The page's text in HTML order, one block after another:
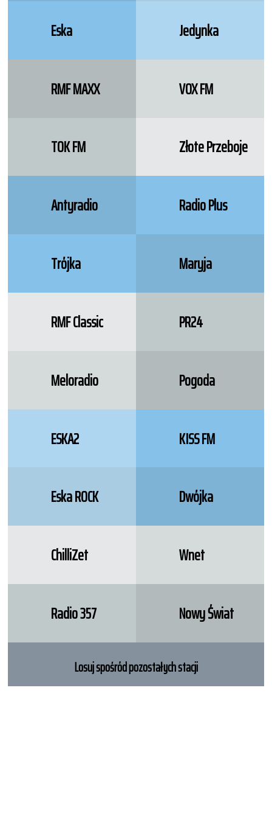
Eska Jedynka
RMF MAXX VOX FM
TOK FM Złote Przeboje
Antyradio Radio Plus
Trójka Maryja
RMF Classic PR24
Meloradio Pogoda
ESKA2 KISS FM
Eska ROCK Dwójka
ChilliZet Wnet
Radio 357 Nowy Świat
Losuj spośród pozostałych stacji